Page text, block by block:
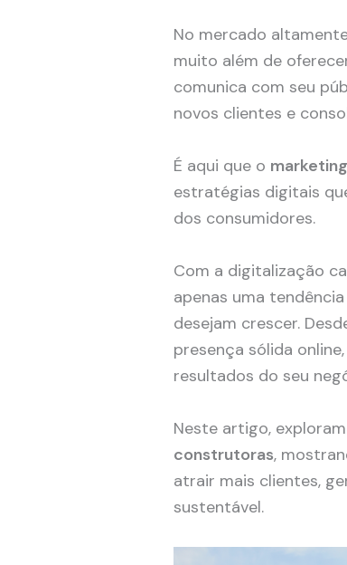
No mercado
muito além de
comunica com seu
novos clientes e
É aqui que o
estratégias digitais
dos consumidores.
Com a digitalização
apenas uma
desejam crescer.
presença sólida
resultados do seu
Neste artigo,
construtoras,
atrair mais clientes,
sustentável.